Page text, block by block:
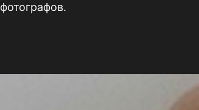
фотографов.